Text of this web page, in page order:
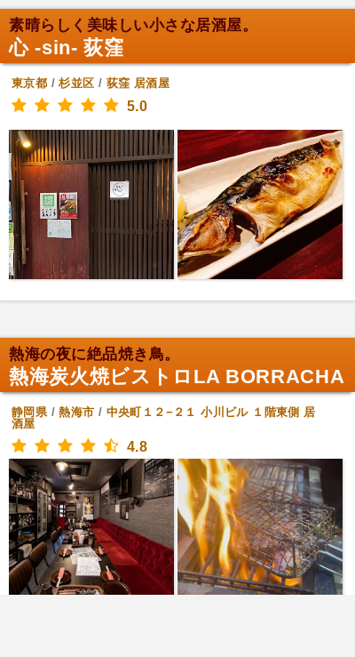
素晴らしく美味しい小さな居酒屋。
心 -sin- 荻窪
東京都 /杉並区 / 荻窪 居酒屋
5.0
熱海の夜に絶品焼き鳥。
熱海炭火焼ビストロLA BORRACHA
静岡県/熱海市 / 中央町１２−２１ 小川ビル １階東側 居
酒屋
4.8